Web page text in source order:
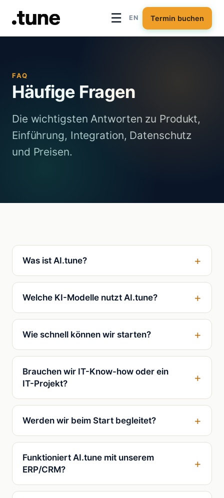
☰ EN Termin buchen
FAQ
Häufige Fragen
Die wichtigsten Antworten zu Produkt,
Einführung, Integration, Datenschutz
und Preisen.
Was ist AI.tune?
Welche KI-Modelle nutzt AI.tune?
Wie schnell können wir starten?
Brauchen wir IT-Know-how oder ein
IT-Projekt?
Werden wir beim Start begleitet?
Funktioniert AI.tune mit unserem
ERP/CRM?